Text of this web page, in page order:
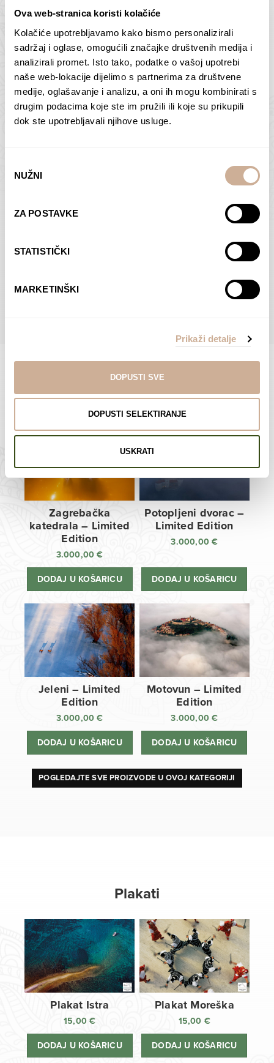
Ova web-stranica koristi kolačiće
Kolačiće upotrebljavamo kako bismo personalizirali
sadržaj i oglase, omogućili značajke društvenih medija i
analizirali promet. Isto tako, podatke o vašoj upotrebi
naše web-lokacije dijelimo s partnerima za društvene
medije, oglašavanje i analizu, a oni ih mogu kombinirati s
drugim podacima koje ste im pružili ili koje su prikupili
dok ste upotrebljavali njihove usluge.
pristanka
NUŽNI
ZA POSTAVKE
STATISTIČKI
MARKETINŠKI
Prikaži detalje
DOPUSTI SVE
DOPUSTI SELEKTIRANJE
USKRATI
Butan – ljudi 2
75,00€ – 138,00€Raspon
cijena:
od
75,00 €
138,00 €
ODABERI OPCIJE
Antarktika – krajolik
2
75,00€ – 138,00€Raspon
cijena:
od
ODABERI OPCIJE
Dolac
ODABERI OPCIJE
Moreškanti – sjena
€Raspon
od
75,00 €
do
138,00 €
ODABERI OPCIJE
POGLEDAJTE SVE PROIZVODE U OVOJ KATEGORIJI
Limited Edition Fotografije
Zagrebačka
katedrala – Limited
Edition
3.000,00€
DODAJ U KOŠARICU
Potopljeni dvorac –
Limited Edition
3.000,00€
DODAJ U KOŠARICU
Jeleni – Limited
Edition
3.000,00€
DODAJ U KOŠARICU
Motovun – Limited
Edition
3.000,00€
DODAJ U KOŠARICU
POGLEDAJTE SVE PROIZVODE U OVOJ KATEGORIJI
Plakati
Plakat Istra
15,00€
DODAJ U KOŠARICU
Plakat Moreška
15,00 €
DODAJ U KOŠARICU